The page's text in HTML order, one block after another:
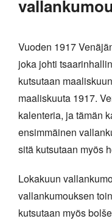
Vuoden 1917
joka johti
kutsutaan
maaliskuuta 1917.
kalenteria, ja tämän
ensimmäinen
sitä kutsutaan myös
Lokakuun
vallankumouksen
kutsutaan myös